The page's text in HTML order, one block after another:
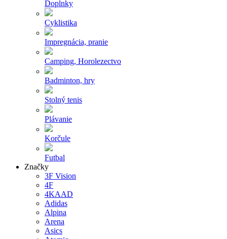
Doplnky
Cyklistika
Impregnácia, pranie
Camping, Horolezectvo
Badminton, hry
Stolný tenis
Plávanie
Korčule
Futbal
Značky
3F Vision
4F
4KAAD
Adidas
Alpina
Arena
Asics